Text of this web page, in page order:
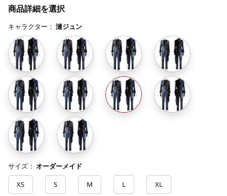
商品詳細を選択
キャラクター： 漣ジュン
サイズ： オーダーメイド
XS
S M L XL